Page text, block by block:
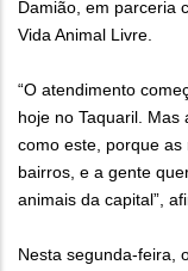
Damião, em parceria
Vida Animal Livre.
“O atendimento
hoje no Taquaril.
como este, porque
bairros, e a gente
animais da capital”,
Nesta segunda-feira,